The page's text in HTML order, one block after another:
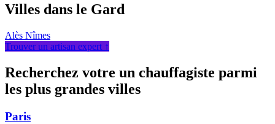
Villes dans le Gard
Alès Nîmes
Trouver un artisan expert ↑
Recherchez votre un chauffagiste parmi
les plus grandes villes
Paris